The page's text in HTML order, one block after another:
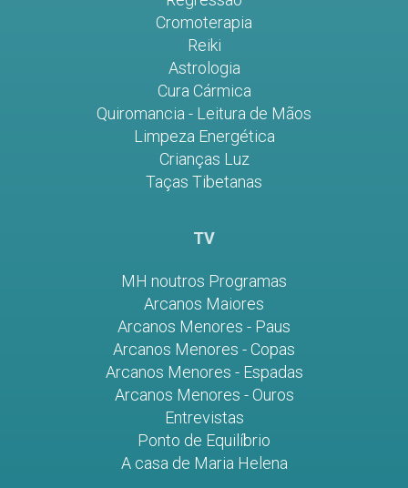
Cromoterapia
Reiki
Astrologia
Cura Cármica
Quiromancia - Leitura de Mãos
Limpeza Energética
Crianças Luz
Taças Tibetanas
TV
MH noutros Programas
Arcanos Maiores
Arcanos Menores - Paus
Arcanos Menores - Copas
Arcanos Menores - Espadas
Arcanos Menores - Ouros
Entrevistas
Ponto de Equilíbrio
A casa de Maria Helena